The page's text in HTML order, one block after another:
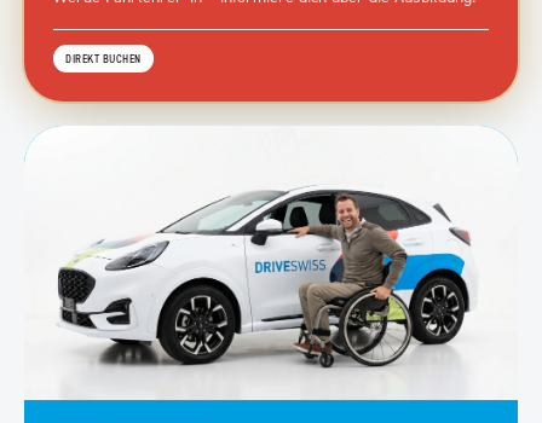
DIREKT BUCHEN